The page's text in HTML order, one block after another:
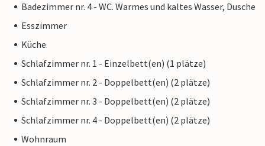
Badezimmer nr. 4 - WC. Warmes und kaltes Wasser, Dusche
Esszimmer
Küche
Schlafzimmer nr. 1 - Einzelbett(en) (1 plätze)
Schlafzimmer nr. 2 - Doppelbett(en) (2 plätze)
Schlafzimmer nr. 3 - Doppelbett(en) (2 plätze)
Schlafzimmer nr. 4 - Doppelbett(en) (2 plätze)
Wohnraum